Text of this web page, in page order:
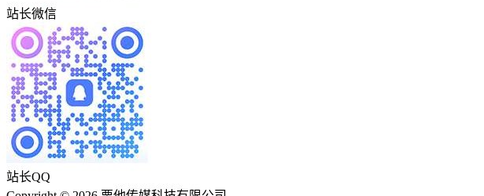
站长微信
站长QQ